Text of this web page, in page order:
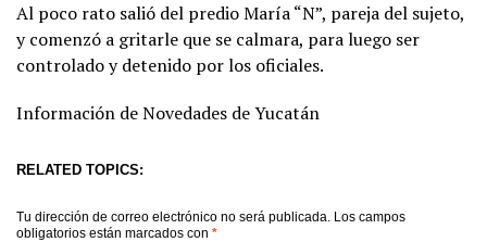
Al poco rato salió del predio María “N”, pareja del sujeto,
y comenzó a gritarle que se calmara, para luego ser
controlado y detenido por los oficiales.
Información de Novedades de Yucatán
RELATED TOPICS:
Tu dirección de correo electrónico no será publicada. Los campos
obligatorios están marcados con *